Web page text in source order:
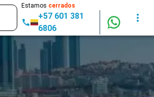
Estamos cerrados
+57 601 381
6806